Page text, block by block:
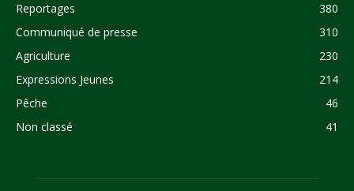
Reportages
380
Communiqué de presse
310
Agriculture
230
Expressions Jeunes
214
Pêche
46
Non classé
41